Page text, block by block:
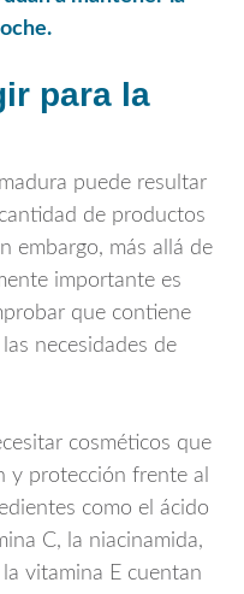
para la
puede resultar
de productos
embargo, más allá de
importante es
que contiene
necesidades de
cosméticos que
y protección frente al
como el ácido
C, la niacinamida,
vitamina E cuentan